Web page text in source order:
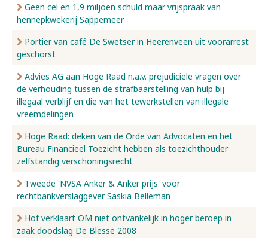
Geen cel en 1,9 miljoen schuld maar vrijspraak van
hennepkwekerij Sappemeer
Portier van café De Swetser in Heerenveen uit voorarrest
geschorst
Advies AG aan Hoge Raad n.a.v. prejudiciële vragen over
de verhouding tussen de strafbaarstelling van hulp bij
illegaal verblijf en die van het tewerkstellen van illegale
vreemdelingen
Hoge Raad: deken van de Orde van Advocaten en het
Bureau Financieel Toezicht hebben als toezichthouder
zelfstandig verschoningsrecht
Tweede 'NVSA Anker & Anker prijs' voor
rechtbankverslaggever Saskia Belleman
Hof verklaart OM niet ontvankelijk in hoger beroep in
zaak doodslag De Blesse 2008